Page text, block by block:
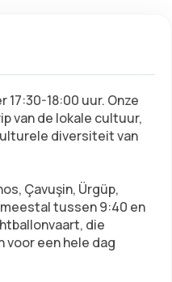
18:00 uur. Onze
van de lokale cultuur,
diversiteit van
Çavuşin, Ürgüp,
tussen 9:40 en
die
voor een hele dag